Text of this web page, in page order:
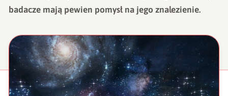
badacze mają pewien pomysł na jego znalezienie.